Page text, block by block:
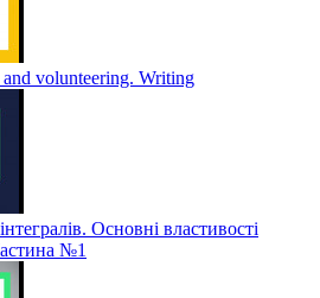
volunteering. Writing
Основні властивості
№1